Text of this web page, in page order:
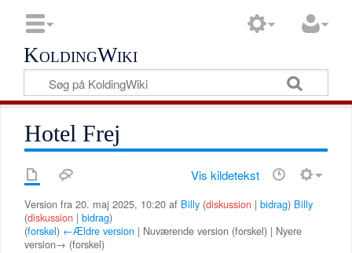
KoldingWiki
Hotel Frej
Vis kildetekst
Version fra 20. maj 2025, 10:20 af Billy (diskussion |bidrag) Billy
(diskussion |bidrag)
(forskel) ←Ældre version | Nuværende version (forskel) | Nyere
version→ (forskel)